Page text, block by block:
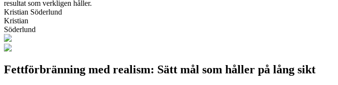
resultat som verkligen håller.
Kristian Söderlund
Kristian
Söderlund
Fettförbränning med realism: Sätt mål som håller på lång sikt